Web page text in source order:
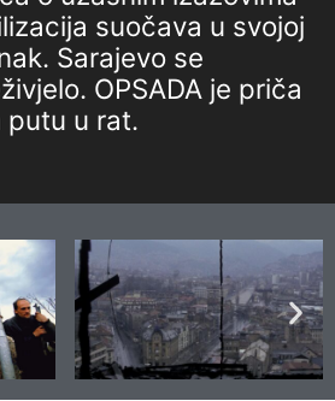
suočava u svojoj
Sarajevo se
OPSADA je priča
putu u rat.